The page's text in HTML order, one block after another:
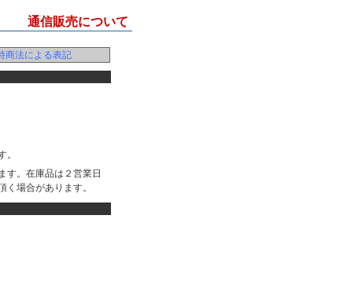
通信販売について
商法による表記
。
す。在庫品は２営業日
場合があります。